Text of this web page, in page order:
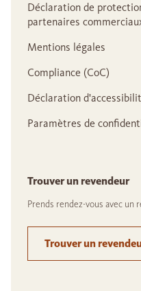
Déclaration de
partenaires
Mentions légales
Compliance (CoC)
Déclaration
Paramètres de
Trouver un revendeur
Prends rendez-vous avec un
Trouver un